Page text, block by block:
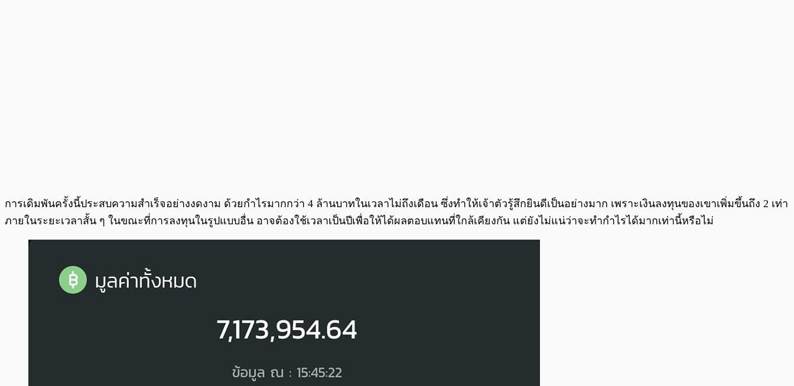
การเดิมพันครั้งนี้ประสบความสำเร็จอย่างงดงาม ด้วยกำไรมากกว่า 4 ล้านบาทในเวลาไม่ถึงเดือน ซึ่งทำให้เจ้าตัวรู้สึกยินดีเป็นอย่างมาก เพราะเงินลงทุนของเขาเพิ่มขึ้นถึง 2 เท่า
ภายในระยะเวลาสั้น ๆ ในขณะที่การลงทุนในรูปแบบอื่น อาจต้องใช้เวลาเป็นปีเพื่อให้ได้ผลตอบแทนที่ใกล้เคียงกัน แต่ยังไม่แน่ว่าจะทำกำไรได้มากเท่านี้หรือไม่